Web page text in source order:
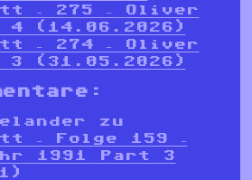
– 275 – Oliver
4 (14.06.2026)
– 274 – Oliver
3 (31.05.2026)
zu
– Folge 159 –
1991 Part 3